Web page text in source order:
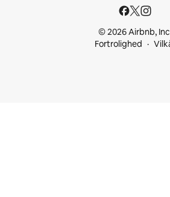
© 2026 Airbnb,
Fortrolighed